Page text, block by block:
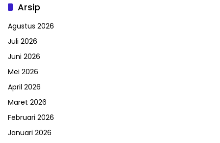
Arsip
Agustus 2026
Juli 2026
Juni 2026
Mei 2026
April 2026
Maret 2026
Februari 2026
Januari 2026